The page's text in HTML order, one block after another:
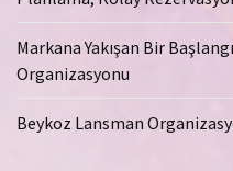
Markana Yakışan Bir
Organizasyonu
Beykoz Lansman